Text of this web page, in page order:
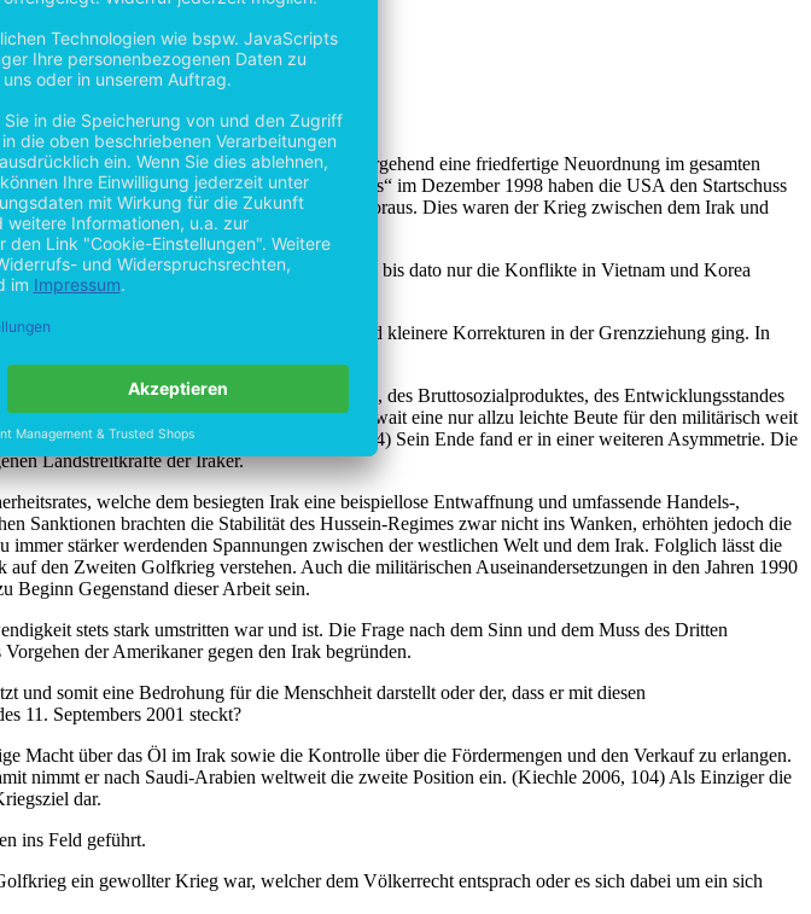
eine politische Stabilität und damit einhergehend eine friedfertige Neuordnung im gesamten
Mit der „Operation Wüstenfuchs“ im Dezember 1998 haben die USA den Startschuss
Golfkrieg zwei weitere Kriege in der Region voraus. Dies waren der Krieg zwischen dem Irak und
Kuwait und dem Irak.
1945 in einem weltpolitischen Fokus, wie es bis dato nur die Konflikte in Vietnam und Korea
hegemoniale Vormacht in der Golfregion und kleinere Korrekturen in der Grenzziehung ging. In
eindeutiger Sieger hervor.
bezüglich der Bevölkerungszahl, des Bruttosozialproduktes, des Entwicklungsstandes
das ölreiche jedoch militärisch schwache Kuwait eine nur allzu leichte Beute für den militärisch weit
Mitteln beschreiben. (Hellmann 1993, 234) Sein Ende fand er in einer weiteren Asymmetrie. Die
Landstreitkräfte der Iraker.
welche dem besiegten Irak eine beispiellose Entwaffnung und umfassende Handels-,
Sanktionen brachten die Stabilität des Hussein-Regimes zwar nicht ins Wanken, erhöhten jedoch die
stärker werdenden Spannungen zwischen der westlichen Welt und dem Irak. Folglich lässt die
den Zweiten Golfkrieg verstehen. Auch die militärischen Auseinandersetzungen in den Jahren 1990
Beginn Gegenstand dieser Arbeit sein.
stets stark umstritten war und ist. Die Frage nach dem Sinn und dem Muss des Dritten
der Amerikaner gegen den Irak begründen.
somit eine Bedrohung für die Menschheit darstellt oder der, dass er mit diesen
11. Septembers 2001 steckt?
Macht über das Öl im Irak sowie die Kontrolle über die Fördermengen und den Verkauf zu erlangen.
nimmt er nach Saudi-Arabien weltweit die zweite Position ein. (Kiechle 2006, 104) Als Einziger die
dar.
ins Feld geführt.
ein gewollter Krieg war, welcher dem Völkerrecht entsprach oder es sich dabei um ein sich